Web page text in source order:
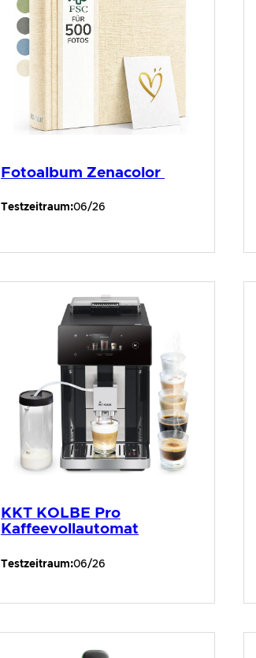
Fotoalbum Zenacolor
Testzeitraum:06/26
KKT KOLBE Pro
Kaffeevollautomat
Testzeitraum:06/26